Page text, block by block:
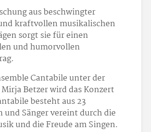
aus beschwingter
kraftvollen musikalischen
sorgt sie für einen
und humorvollen
Cantabile unter der
Betzer wird das Konzert
besteht aus 23
und Sänger vereint durch die
und die Freude am Singen.